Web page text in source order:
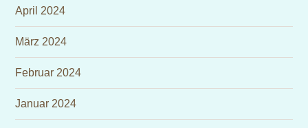
April 2024
März 2024
Februar 2024
Januar 2024